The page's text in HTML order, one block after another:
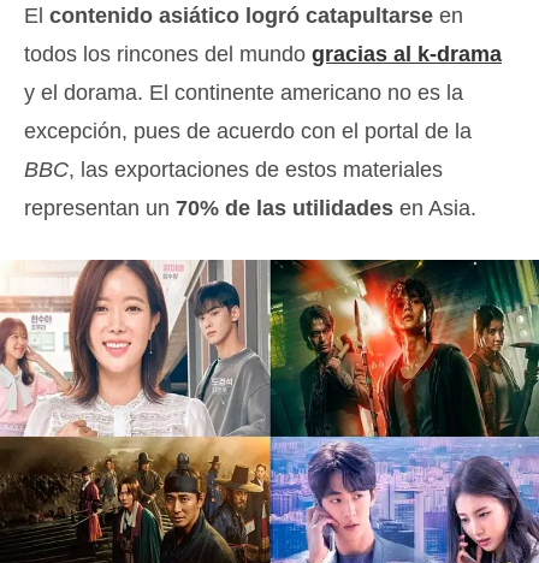
El contenido asiático logró catapultarse en
todos los rincones del mundo gracias al k-drama
y el dorama. El continente americano no es la
excepción, pues de acuerdo con el portal de la
BBC, las exportaciones de estos materiales
representan un 70% de las utilidades en Asia.